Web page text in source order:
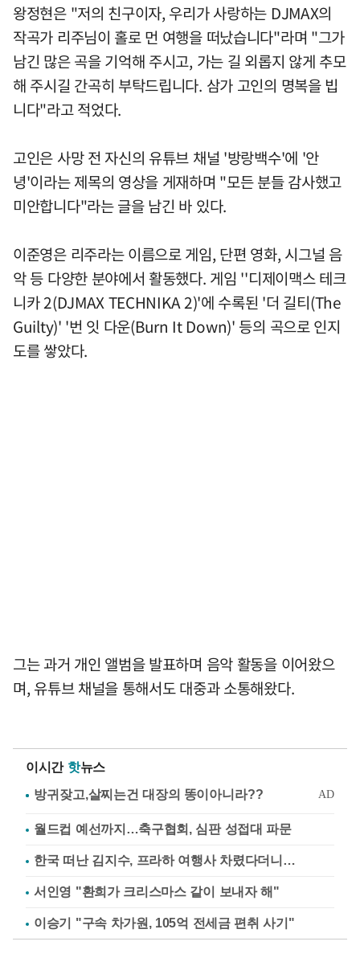
왕정현은 "저의 친구이자, 우리가 사랑하는 DJMAX의
작곡가 리주님이 홀로 먼 여행을 떠났습니다"라며 "그가
남긴 많은 곡을 기억해 주시고, 가는 길 외롭지 않게 추모
해 주시길 간곡히 부탁드립니다. 삼가 고인의 명복을 빕
니다"라고 적었다.
고인은 사망 전 자신의 유튜브 채널 '방랑백수'에 '안
녕'이라는 제목의 영상을 게재하며 "모든 분들 감사했고
미안합니다"라는 글을 남긴 바 있다.
이준영은 리주라는 이름으로 게임, 단편 영화, 시그널 음
악 등 다양한 분야에서 활동했다. 게임 ''디제이맥스 테크
니카 2(DJMAX TECHNIKA 2)'에 수록된 '더 길티(The
Guilty)' '번 잇 다운(Burn It Down)' 등의 곡으로 인지
도를 쌓았다.
그는 과거 개인 앨범을 발표하며 음악 활동을 이어왔으
며, 유튜브 채널을 통해서도 대중과 소통해왔다.
이시간 핫뉴스
월드컵 예선까지…축구협회, 심판 성접대 파문
한국 떠난 김지수, 프라하 여행사 차렸다더니…
서인영 "환희가 크리스마스 같이 보내자 해"
이승기 "구속 차가원, 105억 전세금 편취 사기"